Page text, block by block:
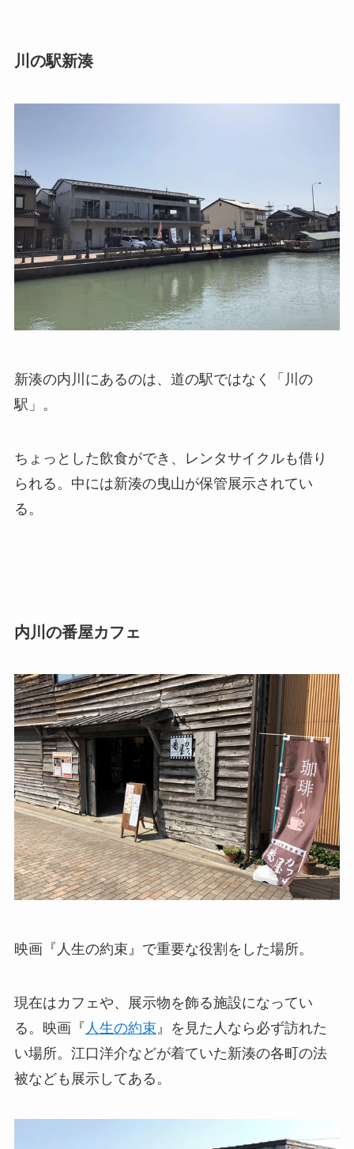
川の駅新湊
新湊の内川にあるのは、道の駅ではなく「川の
駅」。
ちょっとした飲食ができ、レンタサイクルも借り
られる。中には新湊の曳山が保管展示されてい
る。
内川の番屋カフェ
映画『人生の約束』で重要な役割をした場所。
現在はカフェや、展示物を飾る施設になってい
る。映画『 人生の約束 』を見た人なら必ず訪れた
い場所。江口洋介などが着ていた新湊の各町の法
被なども展示してある。